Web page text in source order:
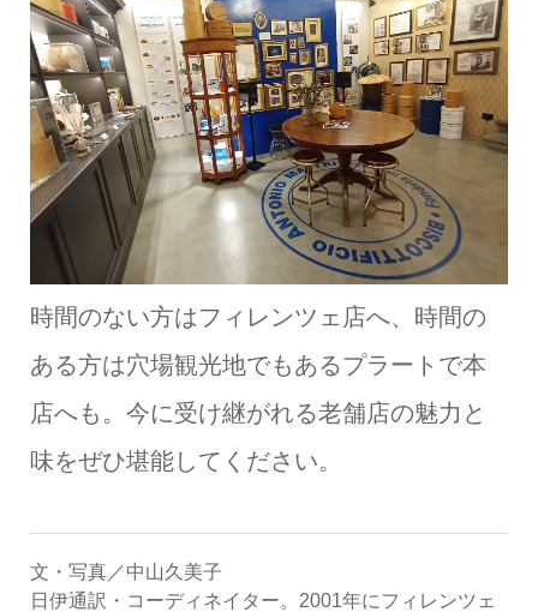
時間のない方はフィレンツェ店へ、時間の
ある方は穴場観光地でもあるプラートで本
店へも。今に受け継がれる老舗店の魅力と
味をぜひ堪能してください。
文・写真／中山久美子
日伊通訳・コーディネイター。2001年にフィレンツェ